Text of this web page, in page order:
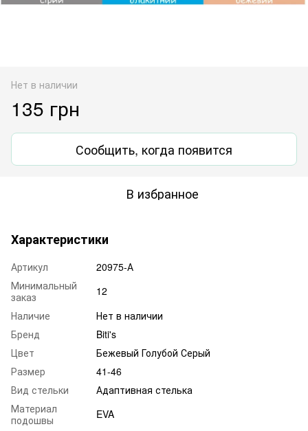
Нет в наличии
135 грн
Сообщить, когда появится
В избранное
Характеристики
Артикул
20975-А
Минимальный
заказ
12
Наличие
Нет в наличии
Бренд
Biti's
Цвет
Бежевый Голубой Серый
Размер
41-46
Вид стельки
Адаптивная стелька
Материал
подошвы
EVA